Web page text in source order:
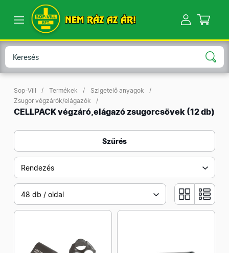
NEM RÁZ AZ ÁR!
Sop-Vill Termékek
Szigetelő anyagok
Zsugor végzárók/elágazók
CELLPACK végzáró,elágazó zsugorcsövek (12 db)
Szűrés
Rendezés
48 db / oldal